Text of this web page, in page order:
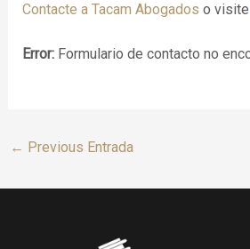
Contacte a Tacam Abogados o visite
Error:Formulario de contacto no
← Previous Entrada